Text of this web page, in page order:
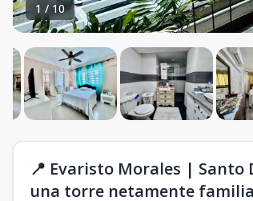
1 / 10
📍 Evaristo Morales | Santo
una torre netamente